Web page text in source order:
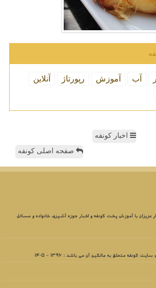
آب آموزش رپورتاژ
آنلاین
اخبار کونفه
صفحه اصلی کونفه
با آموزش پخت کونفه و اخبار حوزه آشپزی، خانواده و مسائل